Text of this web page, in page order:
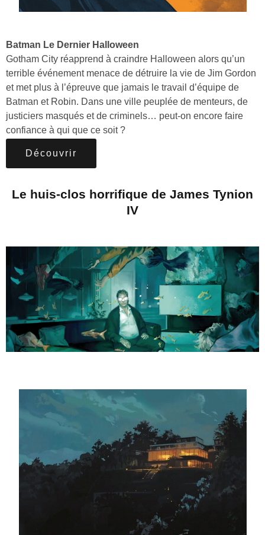
Batman Le Dernier Halloween
Gotham City réapprend à craindre Halloween alors qu’un
terrible événement menace de détruire la vie de Jim Gordon
et met plus à l’épreuve que jamais le travail d’équipe de
Batman et Robin. Dans une ville peuplée de menteurs, de
justiciers masqués et de criminels… peut-on encore faire
confiance à qui que ce soit ?
Découvrir
Le huis-clos horrifique de James Tynion
IV